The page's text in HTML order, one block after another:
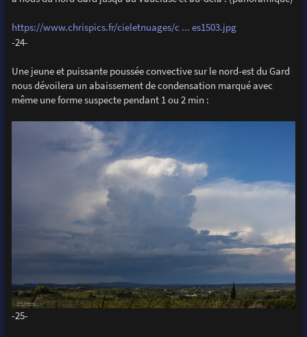
https://www.chrispics.fr/cieletnuages/c ... es1503.jpg
-24-
Une jeune et puissante poussée convective sur le nord-est du Gard
nous dévoilera un abaissement de condensation marqué avec
même une forme suspecte pendant 1 ou 2 min :
-25-